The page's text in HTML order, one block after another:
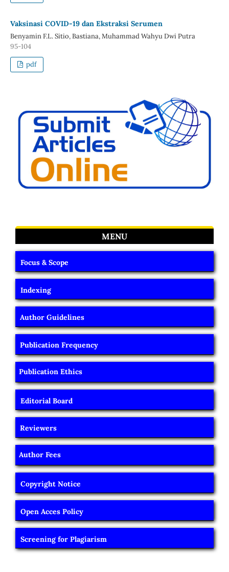
Vaksinasi COVID-19 dan Ekstraksi Serumen
Benyamin F.L. Sitio, Bastiana, Muhammad Wahyu Dwi Putra
95-104
pdf
MENU
Focus & Scope
Indexing
Author Guidelines
Publication Frequency
Publication Ethics
Editorial Board
Reviewers
Author Fees
Copyright Notice
Open Acces Policy
Screening for Plagiarism